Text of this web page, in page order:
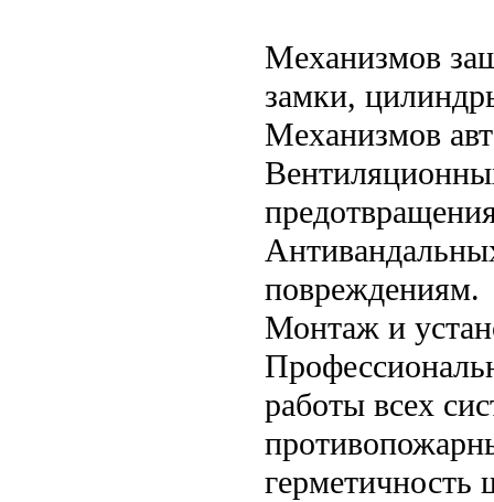
Механизмов
замки,
Механизмов
повреждениям.
Монтаж и
работы всех